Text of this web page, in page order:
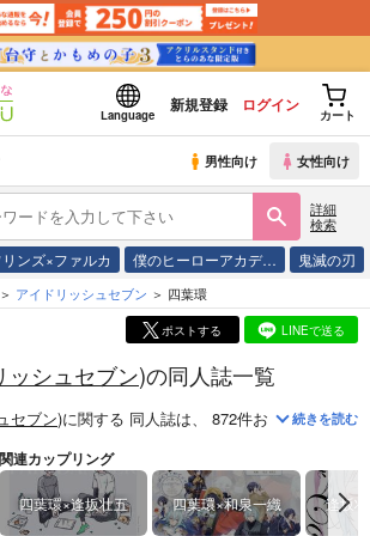
Language
新規登録 ログイン
カート
男性向け 女性向け
詳細
検索
ンズ×ファルカ 僕のヒーローアカデ… 鬼滅の刃
アイドリッシュセブン 四葉環
ポストする LINEで送る
ッシュセブン)の同人誌一覧
セブン)に関する 同人誌は、 872件お取り扱いがご
続きを読む
関連カップリング
四葉環×逢坂壮五 四葉環×和泉一織 逢坂